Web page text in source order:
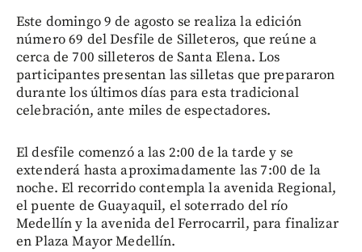
Este domingo 9 de agosto se realiza la edición
número 69 del Desfile de Silleteros, que reúne a
cerca de 700 silleteros de Santa Elena. Los
participantes presentan las silletas que prepararon
durante los últimos días para esta tradicional
celebración, ante miles de espectadores.
El desfile comenzó a las 2:00 de la tarde y se
extenderá hasta aproximadamente las 7:00 de la
noche. El recorrido contempla la avenida Regional,
el puente de Guayaquil, el soterrado del río
Medellín y la avenida del Ferrocarril, para finalizar
en Plaza Mayor Medellín.